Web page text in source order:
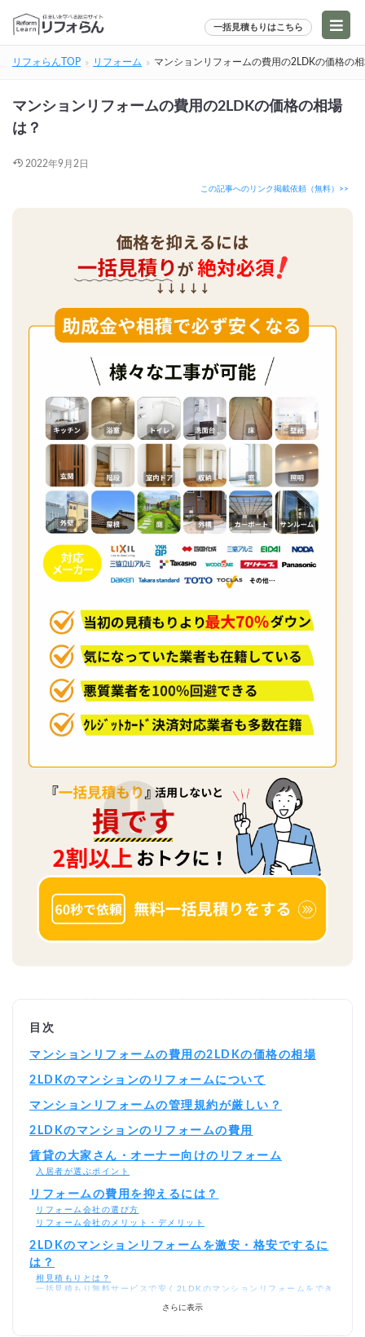
一括見積もりはこちら
リフォらんTOP リフォーム マンションリフォームの費用の2LDKの価格の
マンションリフォームの費用の2LDKの価格の相場
は？
2022年9月2日
この記事へのリンク掲載依頼（無料）>>
目次
マンションリフォームの費用の2LDKの価格の相場
2LDKのマンションのリフォームについて
マンションリフォームの管理規約が厳しい？
2LDKのマンションのリフォームの費用
賃貸の大家さん・オーナー向けのリフォーム
入居者が選ぶポイント
リフォームの費用を抑えるには？
リフォーム会社の選び方
リフォーム会社のメリット・デメリット
2LDKのマンションリフォームを激安・格安でするに
は？
相見積もりとは？
一括見積もり無料サービスで安く2LDKのマンションリフォームをでき
さらに表示